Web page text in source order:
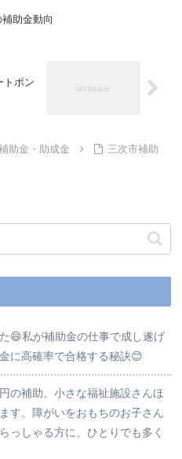
助金動向
ポン
助金・助成金
三次市補助
😄私が補助金の仕事で成し遂げ
に高確率で合格する秘訣😊
の補助。小さな福祉施設さんほ
す。障がいをおもちのお子さん
っしゃる方に、ひとりでも多く